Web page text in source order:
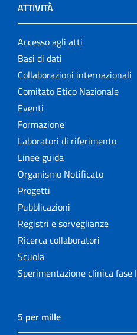
ATTIVITÀ
Accesso agli atti
Basi di dati
Collaborazioni internazionali
Comitato Etico Nazionale
Eventi
Formazione
Laboratori di riferimento
Linee guida
Organismo Notificato
Progetti
Pubblicazioni
Registri e sorveglianze
Ricerca collaboratori
Scuola
Sperimentazione clinica fase I
5 per mille